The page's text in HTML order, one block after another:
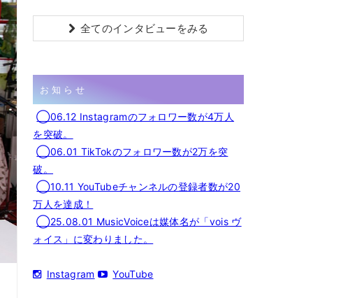
全てのインタビューをみる
お知らせ
◯06.12 Instagramのフォロワー数が4万人
を突破。
◯06.01 TikTokのフォロワー数が2万を突
破。
◯10.11 YouTubeチャンネルの登録者数が20
万人を達成！
◯25.08.01 MusicVoiceは媒体名が「vois ヴ
ォイス」に変わりました。
Instagram YouTube